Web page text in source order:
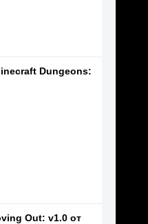
Dungeons:
Out: v1.0 от